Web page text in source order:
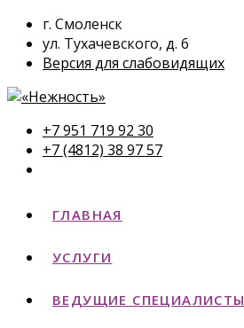
г. Смоленск
ул. Тухачевского, д. 6
Версия для слабовидящих
+7 951 719 92 30
+7 (4812) 38 97 57
ГЛАВНАЯ
УСЛУГИ
ВЕДУЩИЕ СПЕЦИАЛИСТЫ